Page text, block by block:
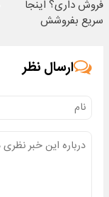
فروش داری؟ اینجا
سریع بفروشش
ارسال نظر